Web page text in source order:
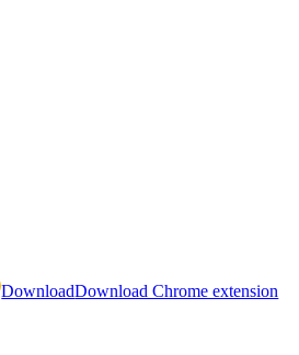
DownloadDownload Chrome extension